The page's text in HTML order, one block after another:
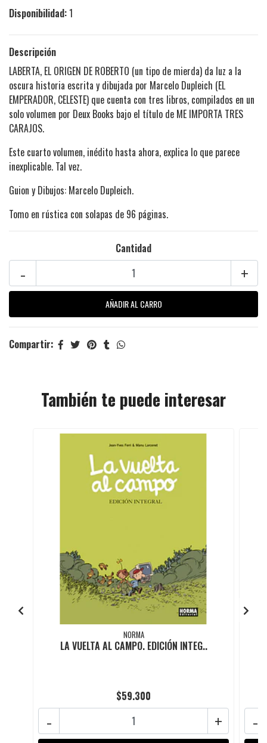
Disponibilidad:1
Descripción
LABERTA, EL ORIGEN DE ROBERTO (un tipo de mierda) da luz a la
oscura historia escrita y dibujada por Marcelo Dupleich (EL
EMPERADOR, CELESTE) que cuenta con tres libros, compilados en un
solo volumen por Deux Books bajo el título de ME IMPORTA TRES
CARAJOS.
Este cuarto volumen, inédito hasta ahora, explica lo que parece
inexplicable. Tal vez.
Guion y Dibujos: Marcelo Dupleich.
Tomo en rústica con solapas de 96 páginas.
Cantidad
+
-
Compartir:
También te puede interesar
NORMA
LA VUELTA AL CAMPO. EDICIÓN INTEG..
$59.300
+
- -